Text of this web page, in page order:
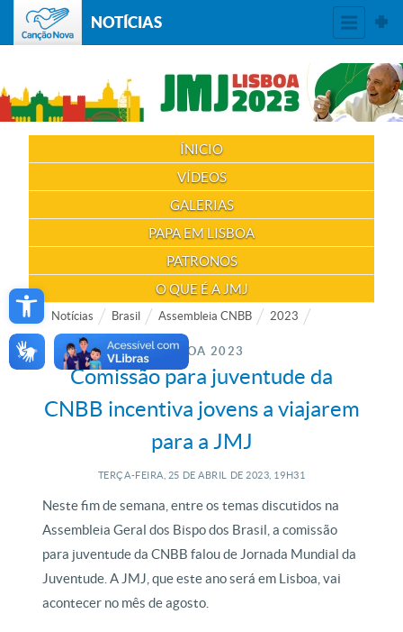
Open toolbar
NOTÍCIAS
ÍNICIO
VÍDEOS
GALERIAS
PAPA EM LISBOA
PATRONOS
O QUE É A JMJ
Notícias Brasil Assembleia CNBB 2023
LISBOA 2023
Comissão para juventude da
CNBB incentiva jovens a viajarem
para a JMJ
TERÇA-FEIRA, 25 DE ABRIL DE 2023, 19H31
Neste fim de semana, entre os temas discutidos na
Assembleia Geral dos Bispo dos Brasil, a comissão
para juventude da CNBB falou de Jornada Mundial da
Juventude. A JMJ, que este ano será em Lisboa, vai
acontecer no mês de agosto.